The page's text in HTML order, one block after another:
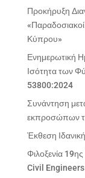
Προκήρυξη
«Παραδοσιακοί
Κύπρου»
Ενημερωτική
Ισότητα των
53800:2024
Συνάντηση
εκπροσώπων
Έκθεση
Φιλοξενία
Civil Engineers